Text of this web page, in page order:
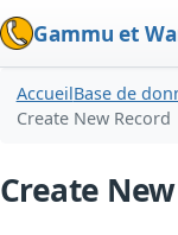
Gammu et
AccueilBase de
Create New Record
Create